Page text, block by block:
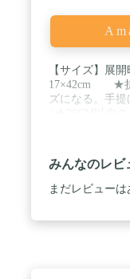
【サイズ】展
17×42cm ★折
ズになる。手提
ペグ20本が収
あるため、Y型
メッシュポケ
プ小物が収納で
ャンプ小物を
みんなのレビ
まだレビュー